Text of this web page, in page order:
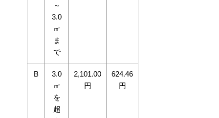
～
3.0
㎥
ま
で
B
3.0
㎥
を
超
2,101.00
円
624.46
円